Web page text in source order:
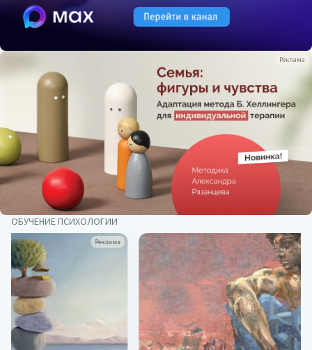
Реклама
ОБУЧЕНИЕ ПСИХОЛОГИИ
Реклама